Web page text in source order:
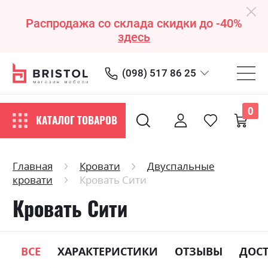
Распродажа со склада скидки до -40%
здесь
(098) 517 86 25
КАТАЛОГ ТОВАРОВ
0
Главная Кровати
Двуспальные
кровати
Кровать Сити
Кровать Сити
ВСЕ ХАРАКТЕРИСТИКИ ОТЗЫВЫ